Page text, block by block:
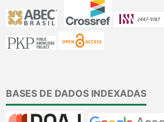
BASES DE DADOS INDEXADAS